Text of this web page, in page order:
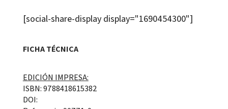
[social-share-display display="1690454300"]
FICHA TÉCNICA
EDICIÓN IMPRESA:
ISBN: 9788418615382
DOI: